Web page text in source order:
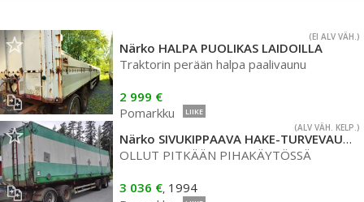
(EI ALV VÄH.)
Närko HALPA PUOLIKAS LAIDOILLA
Traktorin perään halpa paalivaunu
2 999 €
Pomarkku
LIIKE
(ALV VÄH. KELP.)
Närko SIVUKIPPAAVA HAKE-TURVEVAUNU
OLLUT PITKÄÄN PIHAKÄYTÖSSÄ
3 036 €, 1994